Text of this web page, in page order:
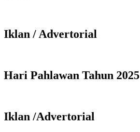
Iklan / Advertorial
Hari Pahlawan Tahun 2025
Iklan /Advertorial